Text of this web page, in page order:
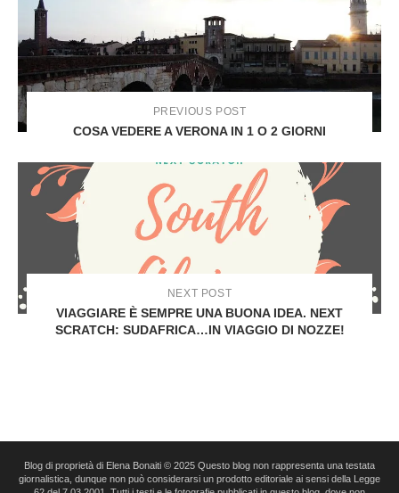
PREVIOUS POST
COSA VEDERE A VERONA IN 1 O 2 GIORNI
NEXT POST
VIAGGIARE È SEMPRE UNA BUONA IDEA. NEXT
SCRATCH: SUDAFRICA…IN VIAGGIO DI NOZZE!
Blog di proprietà di Elena Bonaiti © 2025 Questo blog non rappresenta una testata
giornalistica, dunque non può considerarsi un prodotto editoriale ai sensi della Legge